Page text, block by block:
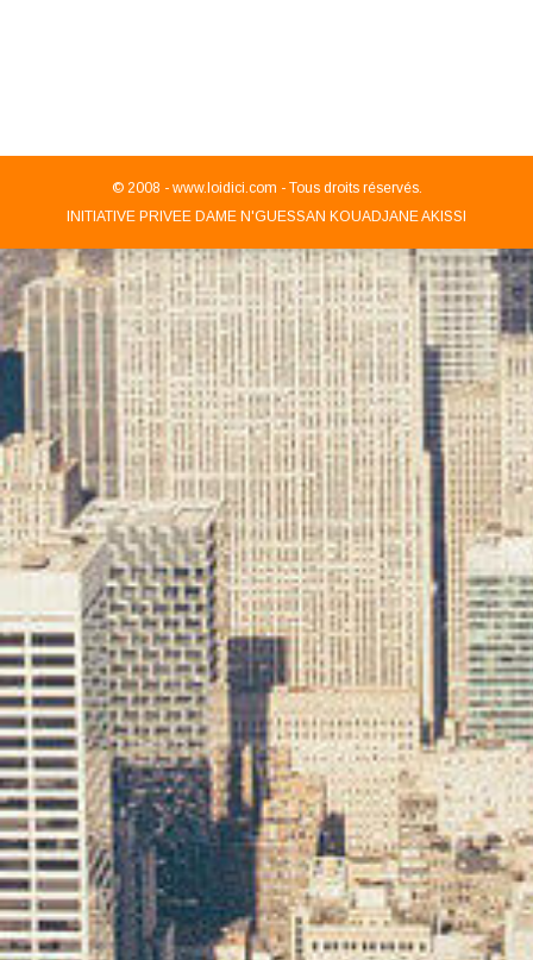
© 2008 - www.loidici.com - Tous droits réservés.
INITIATIVE PRIVEE DAME N'GUESSAN KOUADJANE AKISSI